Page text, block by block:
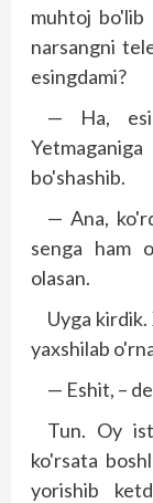
muhtoj bo'lib
narsangni
esingdami?
— Ha,
bo'shashib.
— Ana,
senga ham
olasan.
Uyga
yaxshilab
— Eshit, –
Tun. Oy
ko'rsata
yorishib